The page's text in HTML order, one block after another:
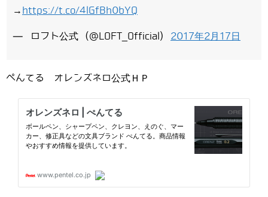
→ https://t.co/4lGfBh0bYQ
— ロフト公式 (@LOFT_Official) 2017年2月17日
ぺんてる オレンズネロ公式ＨＰ